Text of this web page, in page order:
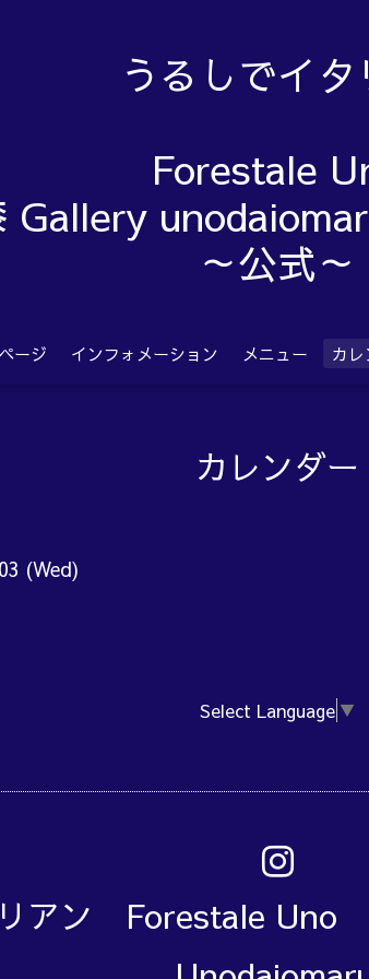
うるしでイタ
Forestale
Gallery
～公式～
ージ インフォメーション メニュー カ
カレンダー
(Wed)
Select Language ▼
タリアン